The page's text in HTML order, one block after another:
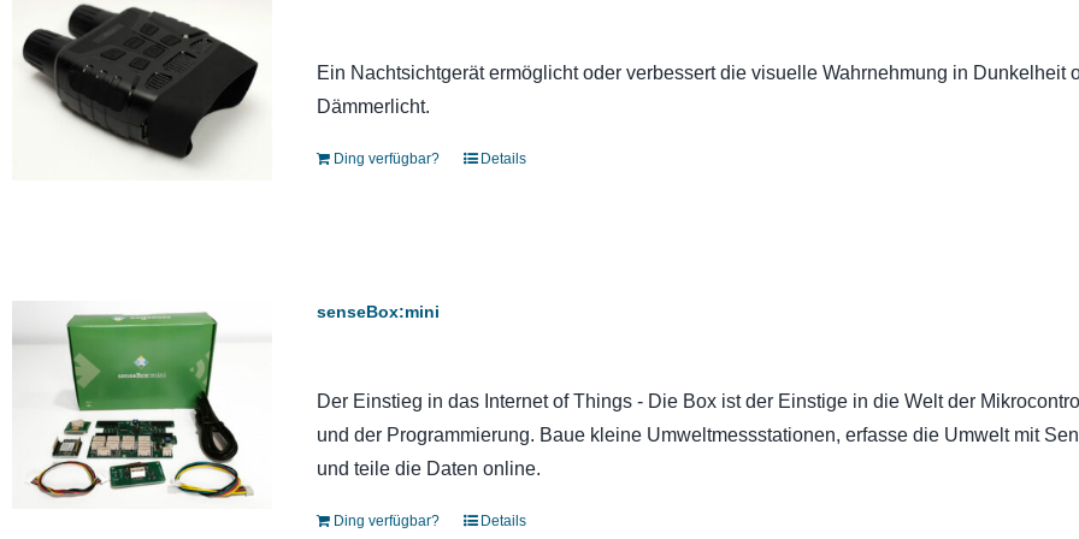
Ein Nachtsichtgerät ermöglicht oder verbessert die visuelle Wahrnehmung in Dunkelheit
Dämmerlicht.
Ding verfügbar? Details
senseBox:mini
Der Einstieg in das Internet of Things - Die Box ist der Einstige in die Welt der
und der Programmierung. Baue kleine Umweltmessstationen, erfasse die Umwelt mit
und teile die Daten online.
Ding verfügbar? Details